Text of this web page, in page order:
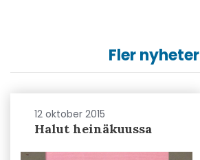
Fler nyheter
12 oktober 2015
Halut heinäkuussa